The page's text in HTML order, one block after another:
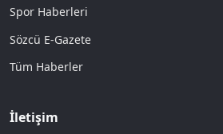
Spor Haberleri
Sözcü E-Gazete
Tüm Haberler
İletişim